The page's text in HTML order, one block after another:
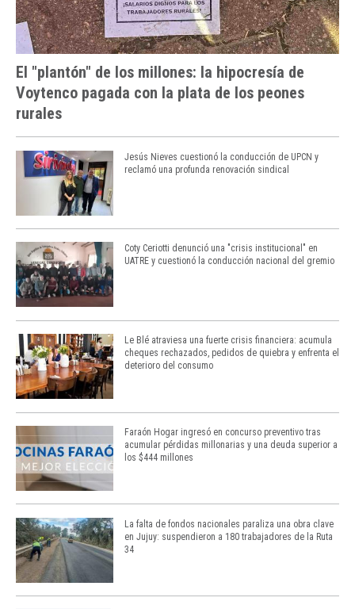
El "plantón" de los millones: la hipocresía de
Voytenco pagada con la plata de los peones
rurales
Jesús Nieves cuestionó la conducción de UPCN y
reclamó una profunda renovación sindical
Coty Ceriotti denunció una "crisis institucional" en
UATRE y cuestionó la conducción nacional del gremio
Le Blé atraviesa una fuerte crisis financiera: acumula
cheques rechazados, pedidos de quiebra y enfrenta el
deterioro del consumo
Faraón Hogar ingresó en concurso preventivo tras
acumular pérdidas millonarias y una deuda superior a
los $444 millones
La falta de fondos nacionales paraliza una obra clave
en Jujuy: suspendieron a 180 trabajadores de la Ruta
34